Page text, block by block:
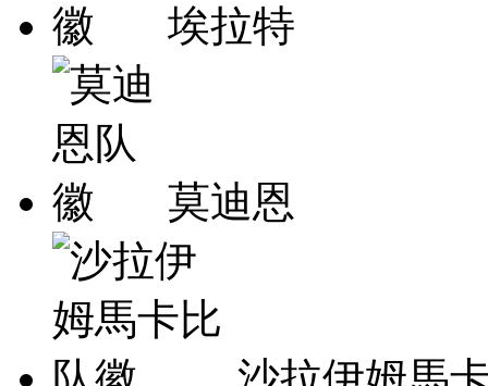
埃拉特
莫迪恩